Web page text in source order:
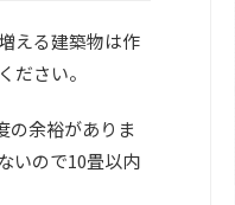
える建築物は作
ださい。
の余裕がありま
いので10畳以内